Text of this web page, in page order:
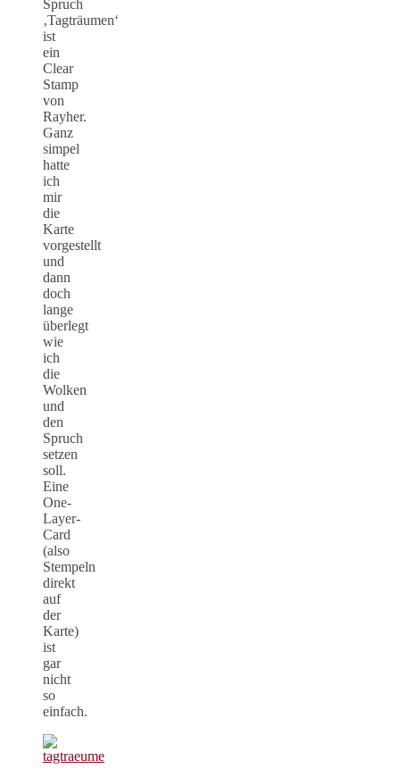
Spruch
‚Tagträumen‘
ist
ein
Clear
Stamp
von
Rayher.
Ganz
simpel
hatte
ich
mir
die
Karte
vorgestellt
und
dann
doch
lange
überlegt
wie
ich
die
Wolken
und
den
Spruch
setzen
soll.
Eine
One-
Layer-
Card
(also
Stempeln
direkt
auf
der
Karte)
ist
gar
nicht
so
einfach.